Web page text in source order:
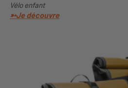
Vélo enfant
➳Je découvre